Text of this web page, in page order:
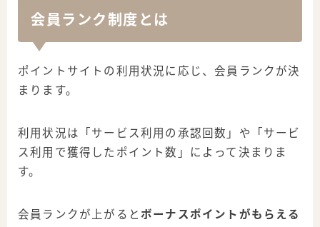
会員ランク制度とは
ポイントサイトの利用状況に応じ、会員ランクが決
まります。
利用状況は「サービス利用の承認回数」や「サービ
ス利用で獲得したポイント数」によって決まりま
す。
会員ランクが上がると ボーナスポイントがもらえる